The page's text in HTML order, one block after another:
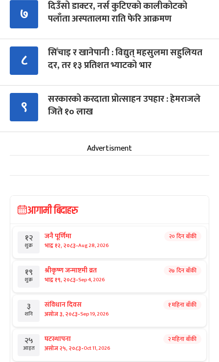
७
दिउँसो डाक्टर, नर्स कुटिएको कालीकोटको
पलाँता अस्पतालमा राति फेरि आक्रमण
८
सिँचाइ र खानेपानी : विद्युत् महसुलमा सहुलियत
दर, तर १३ प्रतिशत भ्याटको भार
९
सरकारको करदाता प्रोत्साहन उपहार : हेमराजले
जिते १० लाख
Advertisment
आगामी बिदाहरु
१२
शुक्र
जनै पूर्णिमा
भाद्र १२, २०८३-Aug 28, 2026
२० दिन बाँकी
१९
शुक्र
श्रीकृष्ण जन्माष्टमी व्रत
भाद्र १९, २०८३-Sep 4, 2026
२७ दिन बाँकी
३
शनि
संविधान दिवस
असोज ३, २०८३-Sep 19, 2026
१ महिना बाँकी
२५
आइत
घटस्थापना
असोज २५, २०८३-Oct 11, 2026
२ महिना बाँकी